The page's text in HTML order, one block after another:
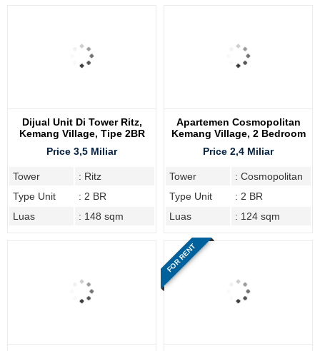
Dijual Unit Di Tower Ritz,
Kemang Village, Tipe 2BR
Price 3,5 Miliar
Tower
: Ritz
Type Unit
: 2 BR
Luas
: 148 sqm
Apartemen Cosmopolitan
Kemang Village, 2 Bedroom
Price 2,4 Miliar
Tower
: Cosmopolitan
Type Unit
: 2 BR
Luas
: 124 sqm
FOR RENT